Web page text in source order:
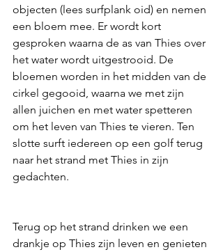
objecten (lees surfplank oid) en nemen
een bloem mee. Er wordt kort
gesproken waarna de as van Thies over
het water wordt uitgestrooid. De
bloemen worden in het midden van de
cirkel gegooid, waarna we met zijn
allen juichen en met water spetteren
om het leven van Thies te vieren. Ten
slotte surft iedereen op een golf terug
naar het strand met Thies in zijn
gedachten.
Terug op het strand drinken we een
drankje op Thies zijn leven en genieten